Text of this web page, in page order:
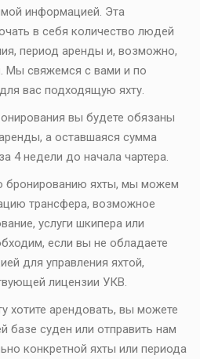
информацией. Эта
в себя количество людей
период аренды и, возможно,
Мы свяжемся с вами и по
вас подходящую яхту.
вы будете обязаны
а оставшаяся сумма
4 недели до начала чартера.
бронированию яхты, мы можем
трансфера, возможное
услуги шкипера или
если вы не обладаете
для управления яхтой,
лицензии УКВ.
хотите арендовать, вы можете
базе суден или отправить нам
конкретной яхты или периода